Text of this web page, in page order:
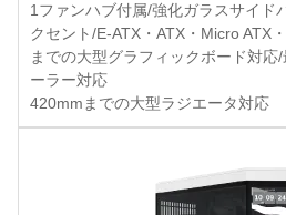
1ファンハブ付属/強化ガラスサイド
クセント/E-ATX・ATX・Micro ATX
までの大型グラフィックボード対応
ーラー対応
420mmまでの大型ラジエータ対応